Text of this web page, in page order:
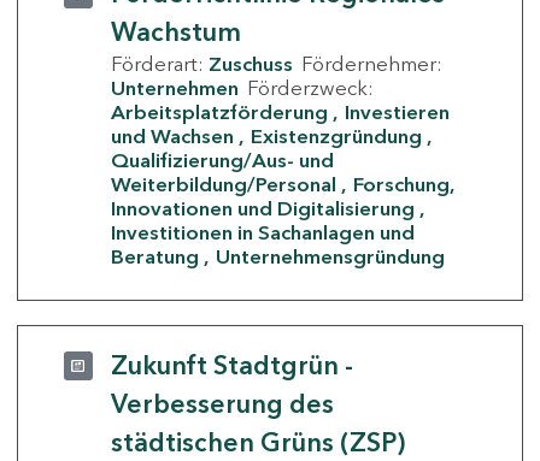
Wachstum
Förderart: Zuschuss Fördernehmer:
Unternehmen Förderzweck:
Arbeitsplatzförderung
Investieren
und Wachsen
Existenzgründung
Qualifizierung/Aus- und
Weiterbildung/Personal
Forschung,
Innovationen und Digitalisierung
Investitionen in Sachanlagen und
Beratung
Unternehmensgründung
Zukunft Stadtgrün -
Verbesserung des
städtischen Grüns (ZSP)